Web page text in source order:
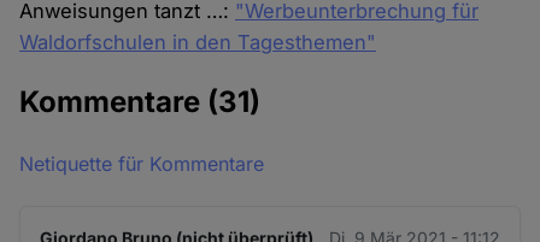
Anweisungen tanzt …: "Werbeunterbrechung für
Waldorfschulen in den Tagesthemen"
Kommentare (31)
Netiquette für Kommentare
Giordano Bruno (nicht überprüft) Di. 9 Mär 2021 - 11:12